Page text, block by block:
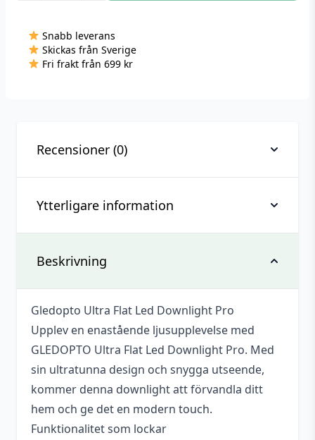
Led
Downlight
Zigbee
Snabb leverans
Skickas från Sverige
Fri frakt från 699 kr
Beskrivning
Gledopto Ultra Flat Led Downlight Pro
Upplev en enastående ljusupplevelse med
GLEDOPTO Ultra Flat Led Downlight Pro. Med
sin ultratunna design och snygga utseende,
kommer denna downlight att förvandla ditt
hem och ge det en modern touch.
Funktionalitet som lockar
Ytterligare information
Vikt
Effekt
6 W
Varumärke
Gledopto
Protokoll
ZigBee
Drivs med
AC 230 V
Recensioner (0)
Recensioner
Det finns inga recensioner än.
Bli först med att recensera ”Gledopto
Ultra Flat Led Downlight Pro, 6 W,
RGB+WW+CW, Zigbee”
Du måste varainloggadför att skriva en
recension.